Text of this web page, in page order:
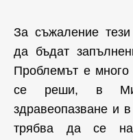
За съжаление
да бъдат
Проблемът е
се реши, в
здравеопазване и
трябва да се